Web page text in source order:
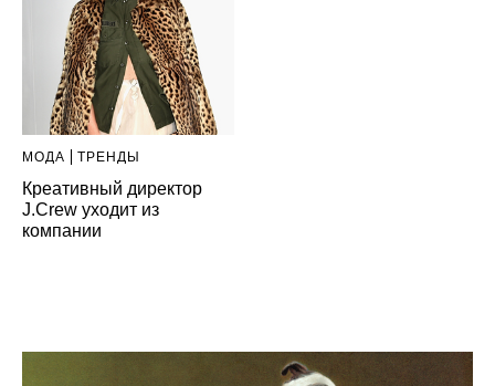
МОДА ТРЕНДЫ
Креативный директор
J.Crew уходит из
компании